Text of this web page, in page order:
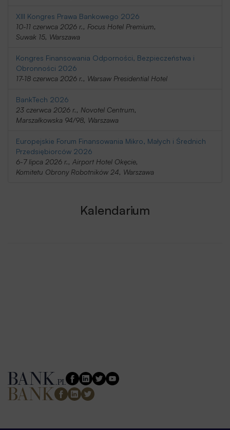
XIII Kongres Prawa Bankowego 2026
10-11 czerwca 2026 r., Focus Hotel Premium,
Suwak 15, Warszawa
Kongres Finansowania Odporności, Bezpieczeństwa i
Obronności 2026
17-18 czerwca 2026 r., Warsaw Presidential Hotel
BankTech 2026
23 czerwca 2026 r., Novotel Centrum,
Marszałkowska 94/98, Warszawa
Europejskie Forum Finansowania Mikro, Małych i Średnich
Przedsiębiorców 2026
6-7 lipca 2026 r., Airport Hotel Okęcie,
Komitetu Obrony Robotników 24, Warszawa
Kalendarium